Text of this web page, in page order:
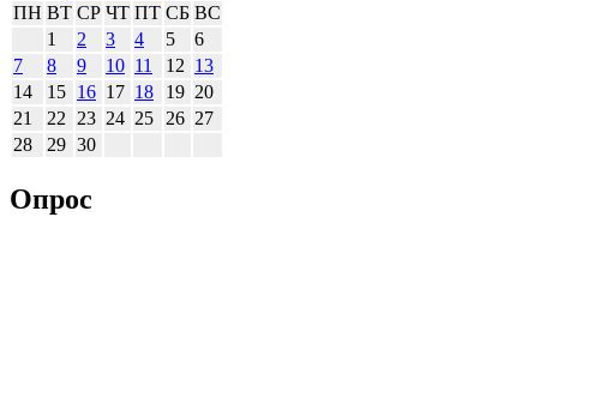
ПН ВТ СР ЧТ ПТ СБ ВС
1
2 3 4 5
6
7
8 9 10 11 12 13
14
15 16 17 18 19 20
21
22 23 24 25 26 27
28
29 30
Опрос